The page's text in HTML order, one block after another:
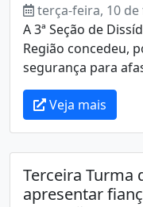
terça-feira, 10
A 3ª Seção de
Região concedeu,
segurança para
Veja mais
Terceira Turma
apresentar